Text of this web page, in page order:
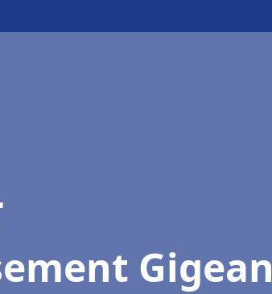
Gigean